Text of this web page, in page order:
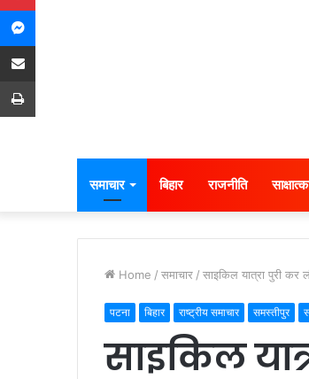
समाचार बिहार राजनीति
Home / समाचार / साइकिल यात्रा पुरी
पटना बिहार राष्ट्रीय समाचार समस्तीपुर
साइकिल
Messenger
Share via Email